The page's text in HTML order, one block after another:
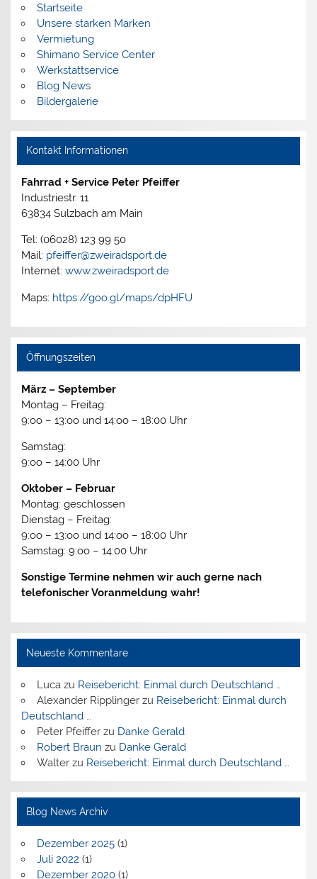
Startseite
Unsere starken Marken
Vermietung
Shimano Service Center
Werkstattservice
Blog News
Bildergalerie
Kontakt Informationen
Fahrrad + Service Peter Pfeiffer
Industriestr. 11
63834 Sulzbach am Main
Tel: (06028) 123 99 50
Mail: pfeiffer@zweiradsport.de
Internet:www.zweiradsport.de
Maps: https://goo.gl/maps/dpHFU
Öffnungszeiten
März – September
Montag – Freitag:
9:oo – 13:oo und 14:oo – 18:00 Uhr
Samstag:
9:oo – 14:00 Uhr
Oktober – Februar
Montag: geschlossen
Dienstag – Freitag:
9:oo – 13:oo und 14:oo – 18:00 Uhr
Samstag: 9:oo – 14:00 Uhr
Sonstige Termine nehmen wir auch gerne nach
telefonischer Voranmeldung wahr!
Neueste Kommentare
Lucazu Reisebericht: Einmal durch Deutschland …
Alexander Ripplingerzu Reisebericht: Einmal durch
Deutschland …
Peter Pfeifferzu Danke Gerald
Robert Braun zu Danke Gerald
Walterzu Reisebericht: Einmal durch Deutschland …
Blog News Archiv
Dezember 2025(1)
Juli 2022 (1)
Dezember 2020(1)